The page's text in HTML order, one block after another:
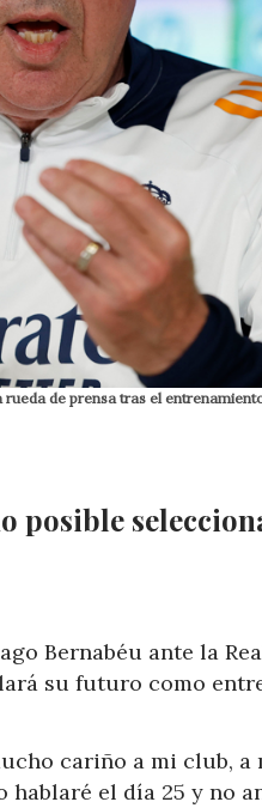
de prensa tras el
posible
Bernabéu ante la
su futuro como
cariño a mi club,
el día 25 y no